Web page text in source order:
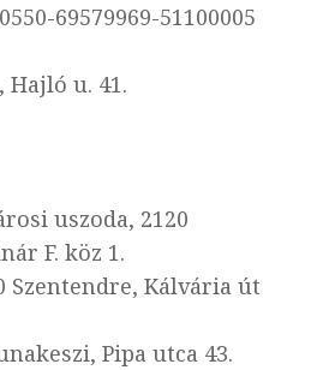
69579969-51100005
Hajló u. 41.
uszoda, 2120
F. köz 1.
Szentendre, Kálvária út
Pipa utca 43.